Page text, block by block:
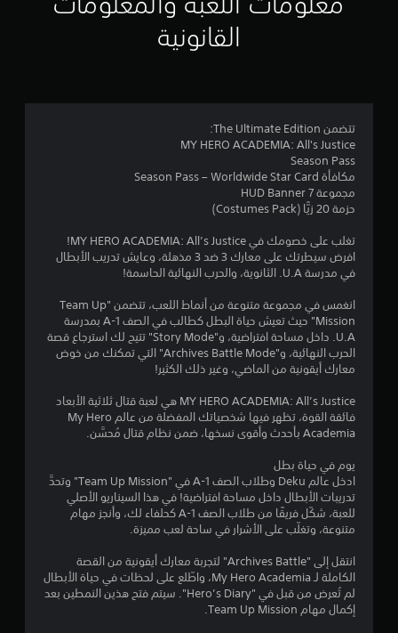
.
و
م
م
ن
5
ن
و
م
ن
القانونية
تتضمن The Ultimate Edition:
MY HERO ACADEMIA: All's Justice
Season Pass
مكافأة Season Pass – Worldwide Star Card
مجموعة 7 HUD Banner
حزمة 20 زيًّا (Costumes Pack)
تغلب على خصومك في MY HERO ACADEMIA: All’s Justice!
افرض سيطرتك على معارك 3 ضد 3 مذهلة، وعايش تدريب الأبطال
في مدرسة U.A. الثانوية، والحرب النهائية الحاسمة!
انغمس في مجموعة متنوعة من أنماط اللعب، تتضمن "Team Up
Mission" حيث تعيش حياة البطل كطالب في الصف 1-A بمدرسة
U.A. داخل مساحة افتراضية، و"Story Mode" تتيح لك استرجاع قصة
الحرب النهائية، و"Archives Battle Mode" التي تمكنك من خوض
معارك أيقونية من الماضي، وغير ذلك الكثير!
MY HERO ACADEMIA: All’s Justice هي لعبة قتال ثلاثية الأبعاد
فائقة القوة، تظهر فيها شخصياتك المفضلة من عالم My Hero
Academia بأحدث وأقوى نسخها، ضمن نظام قتال مُحسَّن.
يوم في حياة بطل
ادخل عالم Deku وطلاب الصف 1-A في "Team Up Mission" وتحدَّ
تدريبات الأبطال داخل مساحة افتراضية! في هذا السيناريو الأصلي
للعبة، شكّل فريقًا من طلاب الصف 1-A كحلفاء لك، وأنجز مهام
متنوعة، وتغلّب على الأشرار في ساحة لعب مميزة.
انتقل إلى "Archives Battle" لتجربة معارك أيقونية من القصة
الكاملة لـ My Hero Academia، واطّلع على لحظات في حياة الأبطال
لم تُعرض من قبل في "Hero’s Diary". سيتم فتح هذين النمطين بعد
إكمال مهام Team Up Mission.